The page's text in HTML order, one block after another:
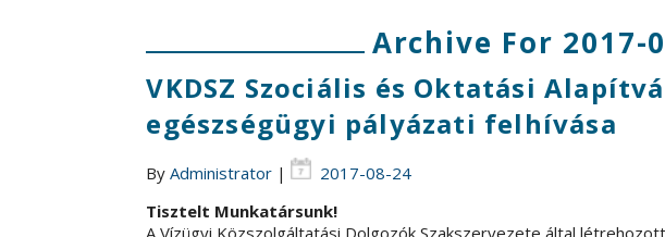
Archive For 2017-
VKDSZ Szociális és Oktatási
egészségügyi pályázati felhívása
ByAdministrator |
2017-08-24
Tisztelt Munkatársunk!
A Vízügyi Közszolgáltatási Dolgozók Szakszervezete által